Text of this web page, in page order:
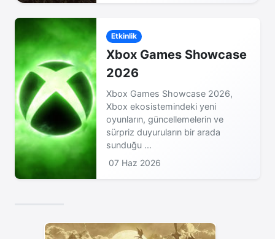
Etkinlik
Xbox Games Showcase
2026
Xbox Games Showcase 2026,
Xbox ekosistemindeki yeni
oyunların, güncellemelerin ve
sürpriz duyuruların bir arada
sunduğu ...
07 Haz 2026